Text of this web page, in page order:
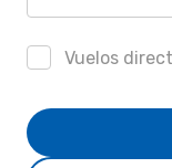
Vuelos